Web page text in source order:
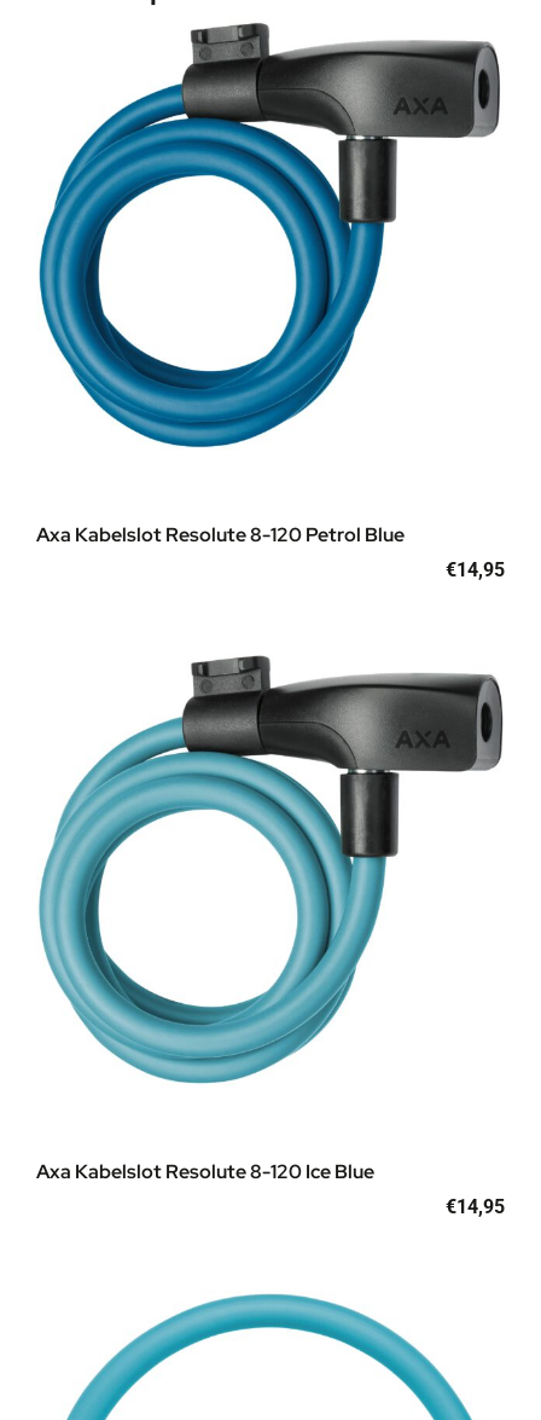
Axa Kabelslot Resolute 8-120 Petrol Blue
€14,95
Axa Kabelslot Resolute 8-120 Ice Blue
€14,95